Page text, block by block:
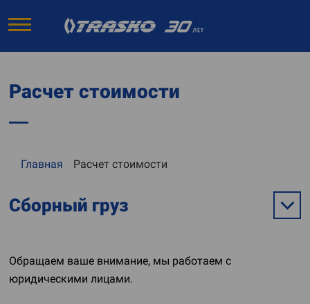
Расчет стоимости
Главная Расчет стоимости
Сборный груз
Обращаем ваше внимание, мы работаем с
юридическими лицами.